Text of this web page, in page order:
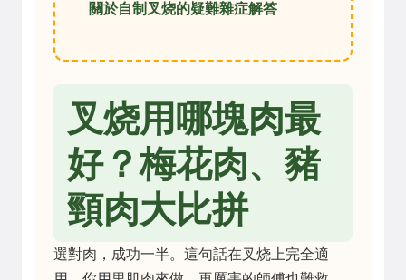
關於自制叉烧的疑難雜症解答
叉烧用哪塊肉最
好？梅花肉、豬
頸肉大比拼
選對肉，成功一半。這句話在叉烧上完全適